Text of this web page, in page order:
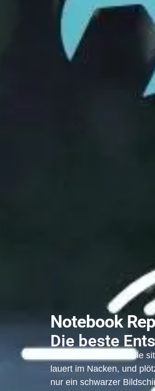
Notebook
Die beste
Stellen Sie sich vor: Sie
lauert im Nacken, und
nur ein schwarzer